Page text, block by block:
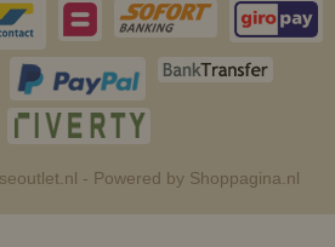
- Powered by Shoppagina.nl